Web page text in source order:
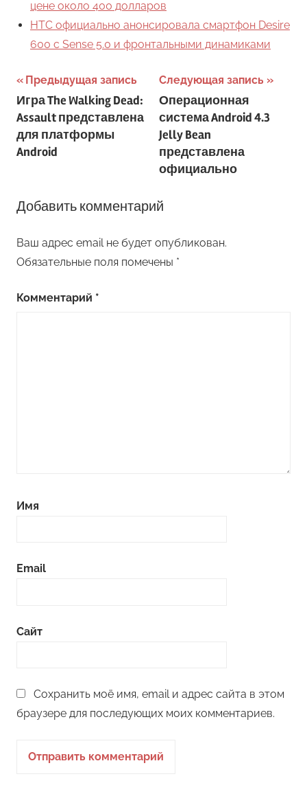
цене около 400 долларов
HTC официально анонсировала смартфон Desire
600 с Sense 5.0 и фронтальными динамиками
Навигация
по
записям
Предыдущая запись
Игра The Walking Dead:
Assault представлена
для платформы
Android
Следующая запись
Операционная
система Android 4.3
Jelly Bean
представлена
официально
Добавить комментарий
Ваш адрес email не будет опубликован.
Обязательные поля помечены *
Комментарий *
Имя
Email
Сайт
Сохранить моё имя, email и адрес сайта в этом
браузере для последующих моих комментариев.